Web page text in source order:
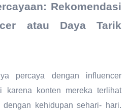
Rekomendasi
atau Daya Tarik
percaya dengan influencer
karena konten mereka terlihat
kehidupan sehari- hari.